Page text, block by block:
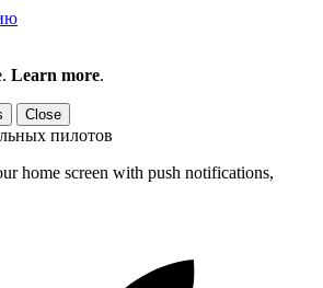
Learn more.
Close
пилотов
home screen with push notifications,